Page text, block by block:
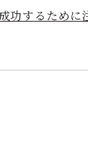
成功するために